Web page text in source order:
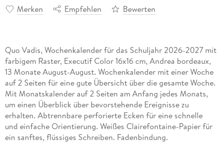
Merken Empfehlen Bewerten
Quo Vadis, Wochenkalender für das Schuljahr 2026-2027 mit
farbigem Raster, Executif Color 16x16 cm, Andrea bordeaux,
13 Monate August-August. Wochenkalender mit einer Woche
auf 2 Seiten für eine gute Übersicht über die gesamte Woche.
Mit Monatskalender auf 2 Seiten am Anfang jedes Monats,
um einen Überblick über bevorstehende Ereignisse zu
erhalten. Abtrennbare perforierte Ecken für eine schnelle
und einfache Orientierung. Weißes Clairefontaine-Papier für
ein sanftes, flüssiges Schreiben. Fadenbindung.